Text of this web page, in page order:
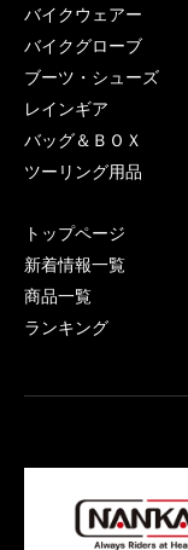
バイクウェアー
バイクグローブ
ブーツ・シューズ
レインギア
バッグ＆ＢＯＸ
ツーリング用品
トップページ
新着情報一覧
商品一覧
ランキング